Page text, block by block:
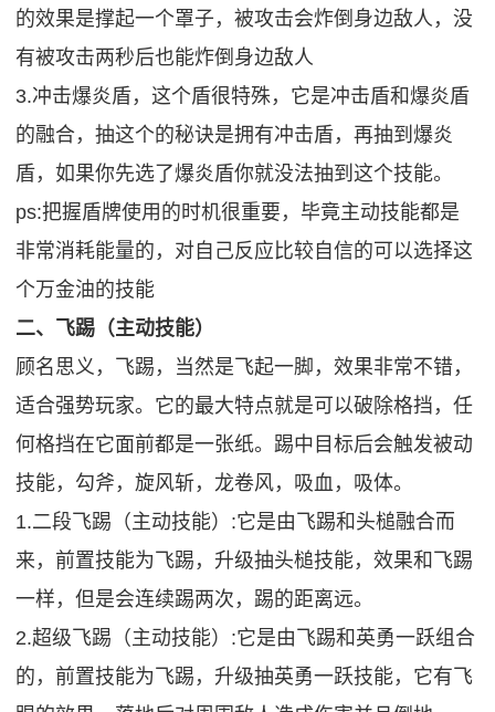
的效果是撑起一个罩子，被攻击会炸倒身边敌人，没
有被攻击两秒后也能炸倒身边敌人
3.冲击爆炎盾，这个盾很特殊，它是冲击盾和爆炎盾
的融合，抽这个的秘诀是拥有冲击盾，再抽到爆炎
盾，如果你先选了爆炎盾你就没法抽到这个技能。
ps:把握盾牌使用的时机很重要，毕竟主动技能都是
非常消耗能量的，对自己反应比较自信的可以选择这
个万金油的技能
二、飞踢（主动技能）
顾名思义，飞踢，当然是飞起一脚，效果非常不错，
适合强势玩家。它的最大特点就是可以破除格挡，任
何格挡在它面前都是一张纸。踢中目标后会触发被动
技能，勾斧，旋风斩，龙卷风，吸血，吸体。
1.二段飞踢（主动技能）:它是由飞踢和头槌融合而
来，前置技能为飞踢，升级抽头槌技能，效果和飞踢
一样，但是会连续踢两次，踢的距离远。
2.超级飞踢（主动技能）:它是由飞踢和英勇一跃组合
的，前置技能为飞踢，升级抽英勇一跃技能，它有飞